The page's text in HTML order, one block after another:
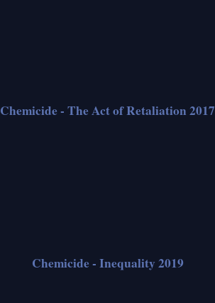
Chemicide - The Act of Retaliation 2017
Chemicide - Inequality 2019